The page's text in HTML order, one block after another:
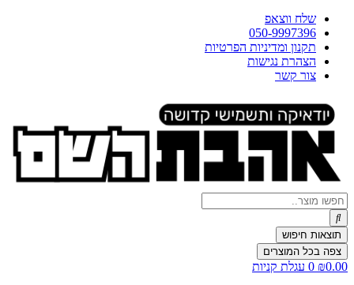
שלח ווצאפ
050-9997396
תקנון ומדיניות הפרטיות
הצהרת נגישות
צור קשר
Search
...
תוצאות חיפוש
צפה בכל המוצרים
₪0.00
0 עגלת קניות